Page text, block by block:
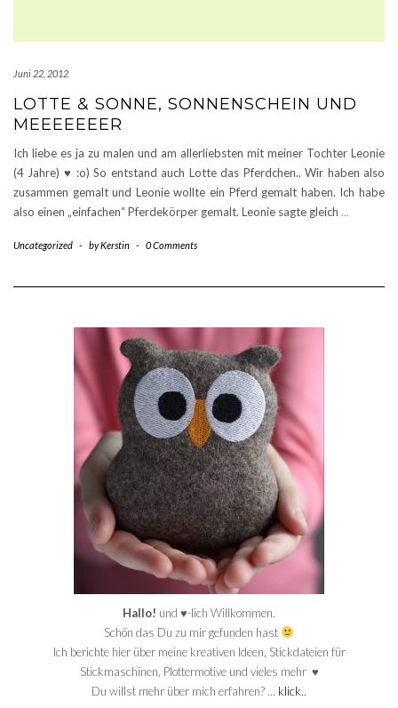
Juni 22, 2012
LOTTE & SONNE, SONNENSCHEIN UND
MEEEEEEER
Ich liebe es ja zu malen und am allerliebsten mit meiner Tochter Leonie
(4 Jahre) ♥ :o) So entstand auch Lotte das Pferdchen.. Wir haben also
zusammen gemalt und Leonie wollte ein Pferd gemalt haben. Ich habe
also einen „einfachen“ Pferdekörper gemalt. Leonie sagte gleich …
Uncategorized - byKerstin - 0 Comments
Hallo! und ♥-lich Willkommen.
Schön das Du zu mir gefunden hast
Ich berichte hier über meine kreativen Ideen, Stickdateien für
Stickmaschinen, Plottermotive und vieles mehr ♥
Du willst mehr über mich erfahren? … klick..